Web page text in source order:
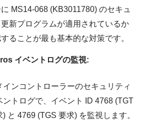
MS14-068 (KB3011780) のセキュ
更新プログラムが適用されているか
ることが最も基本的な対策です。
イベントログの監視:
インコントローラーのセキュリティ
ントログで、イベント ID 4768 (TGT
) と 4769 (TGS 要求) を監視します。